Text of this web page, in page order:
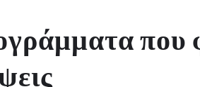
που